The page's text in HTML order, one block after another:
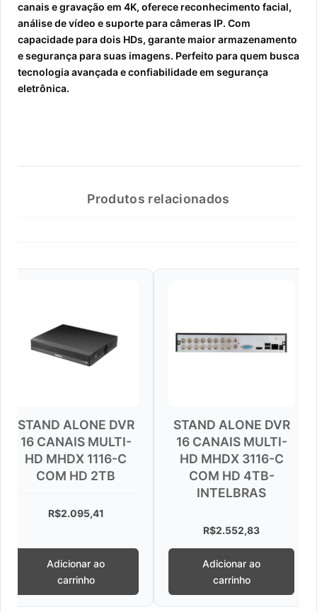
canais e gravação em 4K, oferece reconhecimento facial,
análise de vídeo e suporte para câmeras IP. Com
capacidade para dois HDs, garante maior armazenamento
e segurança para suas imagens. Perfeito para quem busca
tecnologia avançada e confiabilidade em segurança
eletrônica.
Produtos relacionados
ALONE DVR
MULTI-
1116-C
HD 2TB
ao
STAND ALONE DVR
16 CANAIS MULTI-
HD MHDX 3116-C
COM HD 4TB-
INTELBRAS
Adicionar ao
16
HD